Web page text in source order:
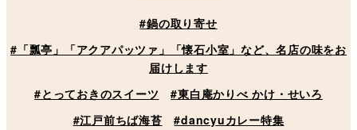
#鍋の取り寄せ
#「瓢亭」「アクアパッツァ」「懐石小室」など、名店の味をお
届けします
#とっておきのスイーツ
#東白庵かりべ かけ・せいろ
#江戸前ちば海苔
#dancyuカレー特集